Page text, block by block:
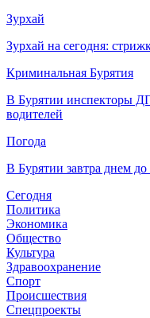
Зурхай
Зурхай на сегодня:
Криминальная Бурятия
В Бурятии инспекторы
водителей
Погода
В Бурятии завтра днем
Сегодня
Политика
Экономика
Общество
Культура
Здравоохранение
Спорт
Происшествия
Спецпроекты